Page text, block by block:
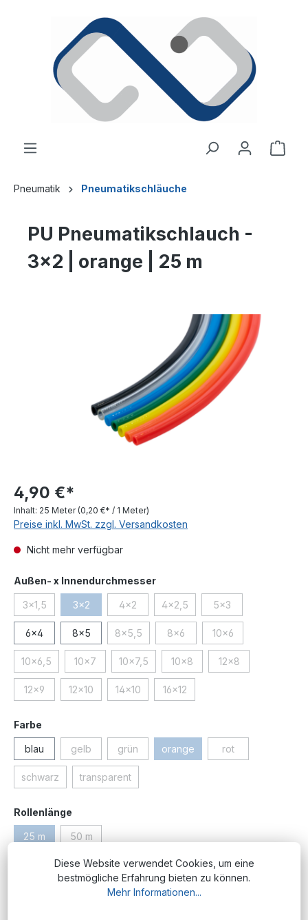
Pneumatik Pneumatikschläuche
PU Pneumatikschlauch -
3x2 | orange | 25 m
4,90 €*
Inhalt: 25 Meter (0,20 €* / 1 Meter)
Preise inkl. MwSt. zzgl. Versandkosten
Nicht mehr verfügbar
Außen- x Innendurchmesserauswählen
3x1,5(Diese Option ist zurzeit nicht verfügbar.)
3x2(Diese Option ist zurzeit nicht verfügbar.)
4x2(Diese Option ist zurzeit nicht verfügbar.)
4x2,5(Diese Option ist zurzeit nicht
5x3(Diese Option ist
6x4 8x5 8x5,5(Diese Option ist zurzeit nicht verfügbar.)
8x6(Diese Option ist zurzeit nicht
10x6(Diese Option ist
10x6,5(Diese Option ist zurzeit nicht verfügbar.)
10x7(Diese Option ist zurzeit nicht verfügbar.)
10x7,5(Diese Option ist zurzeit nicht verfügbar.)
10x8(Diese Option ist zurzeit nicht
12x8(Diese Option ist
12x9(Diese Option ist zurzeit nicht verfügbar.)
12x10(Diese Option ist zurzeit nicht verfügbar.)
14x10(Diese Option ist zurzeit nicht verfügbar.)
16x12(Diese Option ist zurzeit nicht
Farbe
blau gelb(Diese Option ist zurzeit nicht verfügbar.)
grün(Diese Option ist zurzeit nicht verfügbar.)
orange(Diese Option ist zurzeit nicht
rot(Diese Option ist
schwarz(Diese Option ist zurzeit nicht verfügbar.)
transparent(Diese Option ist zurzeit nicht verfügbar.)
Rollenlänge
25 m(Diese Option ist zurzeit nicht verfügbar.)
50 m(Diese Option ist zurzeit nicht verfügbar.)
Produktnummer:PM.PU.3x2.or;25
Diese Website verwendet Cookies, um eine
bestmögliche Erfahrung bieten zu können.
Mehr Informationen...